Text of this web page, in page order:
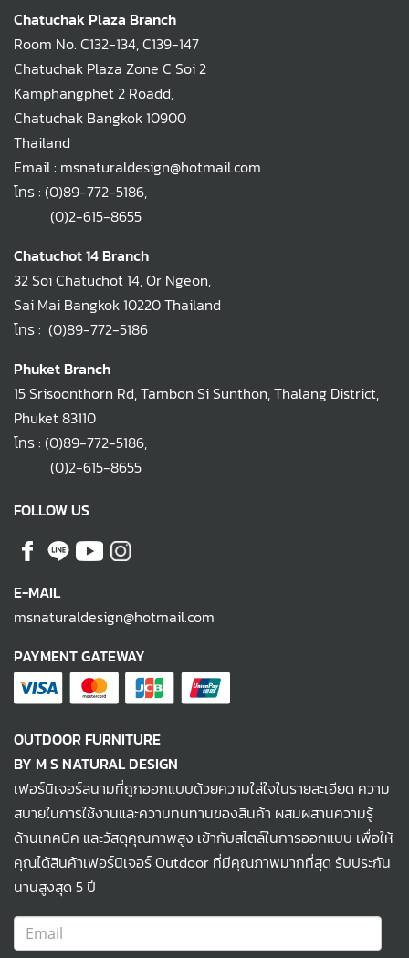
Chatuchak Plaza Branch
Room No. C132-134, C139-147
Chatuchak Plaza Zone C Soi 2
Kamphangphet 2 Roadd,
Chatuchak Bangkok 10900
Thailand
Email : msnaturaldesign@hotmail.com
โทร : (0)89-772-5186,
(0)2-615-8655
Chatuchot 14 Branch
32 Soi Chatuchot 14, Or Ngeon,
Sai Mai Bangkok 10220 Thailand
โทร : (0)89-772-5186
Phuket Branch
15 Srisoonthorn Rd, Tambon Si Sunthon, Thalang District,
Phuket 83110
โทร : (0)89-772-5186,
(0)2-615-8655
FOLLOW US
E-MAIL
msnaturaldesign@hotmail.com
PAYMENT GATEWAY
OUTDOOR FURNITURE
BY M S NATURAL DESIGN
เฟอร์นิเจอร์สนามที่ถูกออกแบบด้วยความใส่ใจในรายละเอียด ความ
สบายในการใช้งานและความทนทานของสินค้า ผสมผสานความรู้
ด้านเทคนิค และวัสดุคุณภาพสูง เข้ากับสไตล์ในการออกแบบ เพื่อให้
คุณได้สินค้าเฟอร์นิเจอร์ Outdoor ที่มีคุณภาพมากที่สุด รับประกัน
นานสูงสุด 5 ปี